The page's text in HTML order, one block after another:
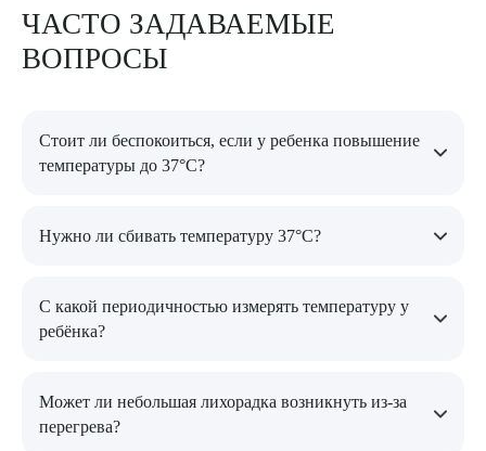
ЧАСТО ЗАДАВАЕМЫЕ
ВОПРОСЫ
Стоит ли беспокоиться, если у ребенка повышение
температуры до 37°C?
если маленький пациент чувствует себя хорошо и нет других
Нужно ли сбивать температуру 37°C?
нормально.
С какой периодичностью измерять температуру у
ребёнка?
небольшой жар и нет других симптомов болезни.
Может ли небольшая лихорадка возникнуть из-за
перегрева?